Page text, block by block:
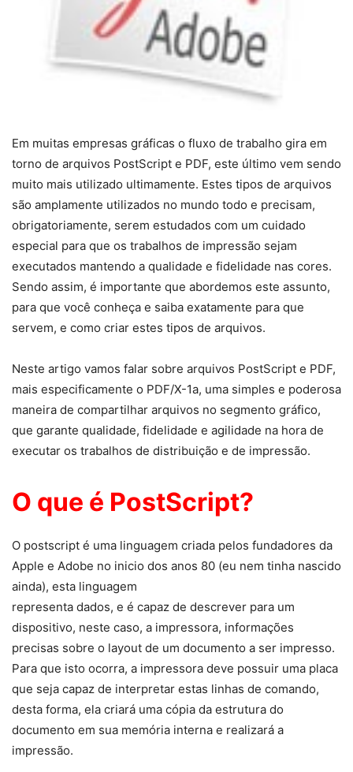
Em muitas empresas gráficas o fluxo de trabalho gira em
torno de arquivos PostScript e PDF, este último vem sendo
muito mais utilizado ultimamente. Estes tipos de arquivos
são amplamente utilizados no mundo todo e precisam,
obrigatoriamente, serem estudados com um cuidado
especial para que os trabalhos de impressão sejam
executados mantendo a qualidade e fidelidade nas cores.
Sendo assim, é importante que abordemos este assunto,
para que você conheça e saiba exatamente para que
servem, e como criar estes tipos de arquivos.
Neste artigo vamos falar sobre arquivos PostScript e PDF,
mais especificamente o PDF/X-1a, uma simples e poderosa
maneira de compartilhar arquivos no segmento gráfico,
que garante qualidade, fidelidade e agilidade na hora de
executar os trabalhos de distribuição e de impressão.
O que é PostScript?
O postscript é uma linguagem criada pelos fundadores da
Apple e Adobe no inicio dos anos 80 (eu nem tinha nascido
ainda), esta linguagem
representa dados, e é capaz de descrever para um
dispositivo, neste caso, a impressora, informações
precisas sobre o layout de um documento a ser impresso.
Para que isto ocorra, a impressora deve possuir uma placa
que seja capaz de interpretar estas linhas de comando,
desta forma, ela criará uma cópia da estrutura do
documento em sua memória interna e realizará a
impressão.